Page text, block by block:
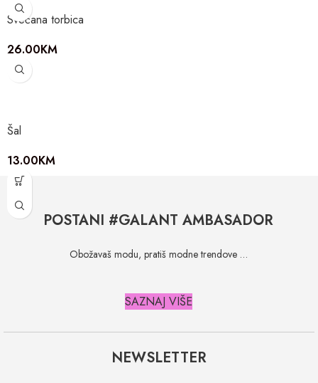
Svečana torbica
26.00KM
Šal
13.00KM
POSTANI #GALANT AMBASADOR
Obožavaš modu, pratiš modne trendove …
SAZNAJ VIŠE
NEWSLETTER